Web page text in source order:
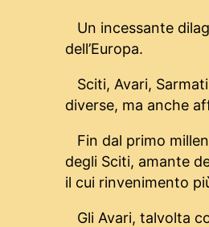
Un incessante
dell’Europa.
Sciti, Avari,
diverse, ma anche
Fin dal primo
degli Sciti, amante
il cui rinvenimento
Gli Avari, talvolta